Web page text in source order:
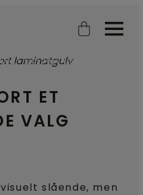
Open searchOpen
ET
VALG
GULVBELÆGNING
slående, men